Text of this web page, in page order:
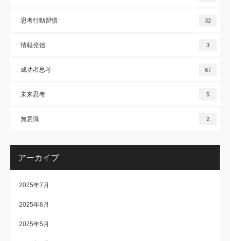
思考行動習慣 32
情報発信 3
成功者思考 67
未来思考 5
無意識 2
アーカイブ
2025年7月
2025年6月
2025年5月